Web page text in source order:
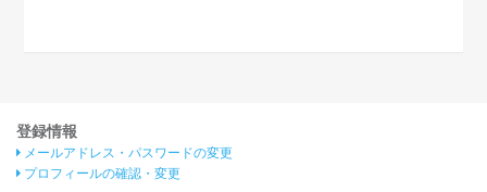
登録情報
メールアドレス・パスワードの変更
プロフィールの確認・変更